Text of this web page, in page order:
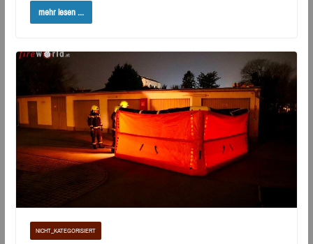
mehr lesen ...
NICHT_KATEGORISIERT